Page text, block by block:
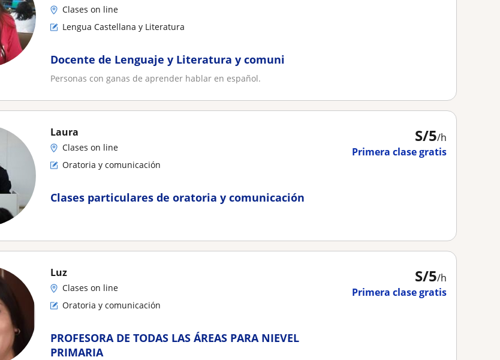
Clases on line
Lengua Castellana y Literatura
Docente de Lenguaje y Literatura y comuni
Personas con ganas de aprender hablar en español.
S/5/h
Primera clase gratis
Laura
Clases on line
Oratoria y comunicación
Clases particulares de oratoria y comunicación
S/5/h
Primera clase gratis
Luz
Clases on line
Oratoria y comunicación
PROFESORA DE TODAS LAS ÁREAS PARA NIEVEL
PRIMARIA